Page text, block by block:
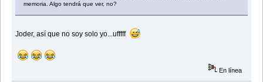
memoria. Algo tendrá que ver, no?
Joder, así que no soy solo yo...ufffff
En línea